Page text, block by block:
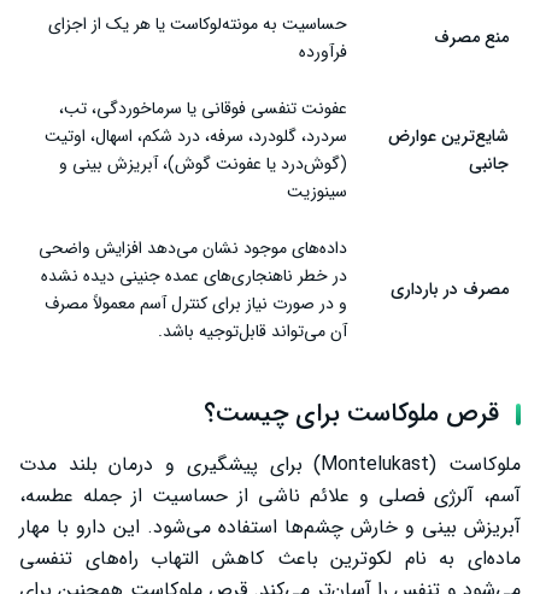
منع مصرف
حساسیت به مونته‌لوکاست یا هر یک از اجزای
فرآورده
شایع‌ترین عوارض
جانبی
عفونت تنفسی فوقانی یا سرماخوردگی، تب،
سردرد، گلودرد، سرفه، درد شکم، اسهال، اوتیت
(گوش‌درد یا عفونت گوش)، آبریزش بینی و
سینوزیت
مصرف در بارداری
داده‌های موجود نشان می‌دهد افزایش واضحی
در خطر ناهنجاری‌های عمده جنینی دیده نشده
و در صورت نیاز برای کنترل آسم معمولاً مصرف
آن می‌تواند قابل‌توجیه باشد.
قرص ملوکاست برای چیست؟
ملوکاست (Montelukast) برای پیشگیری و درمان بلند مدت
آسم، آلرژی فصلی و علائم ناشی از حساسیت از جمله عطسه،
آبریزش بینی و خارش چشم‌ها استفاده می‌شود. این دارو با مهار
ماده‌ای به نام لکوترین باعث کاهش التهاب راه‌های تنفسی